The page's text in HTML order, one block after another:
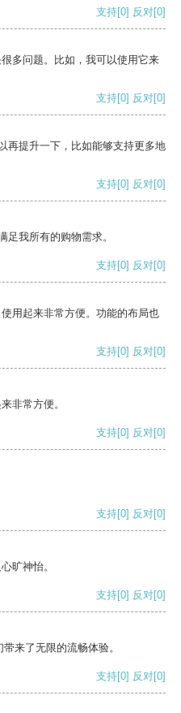
支持[0] 反对[0]
多问题。比如，我可以使用它来
支持[0] 反对[0]
再提升一下，比如能够支持更多地
支持[0] 反对[0]
足我所有的购物需求。
支持[0] 反对[0]
用起来非常方便。功能的布局也
支持[0] 反对[0]
非常方便。
支持[0] 反对[0]
支持[0] 反对[0]
旷神怡。
支持[0] 反对[0]
来了无限的流畅体验。
支持[0] 反对[0]